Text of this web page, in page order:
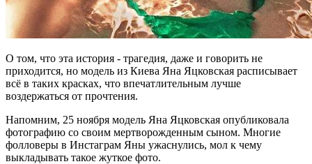
О том, что эта история - трагедия, даже и говорить не
приходится, но модель из Киева Яна Яцковская расписывает
всё в таких красках, что впечатлительным лучше
воздержаться от прочтения.
Напомним, 25 ноября модель Яна Яцковская опубликовала
фотографию со своим мертворожденным сыном. Многие
фолловеры в Инстаграм Яны ужаснулись, мол к чему
выкладывать такое жуткое фото.